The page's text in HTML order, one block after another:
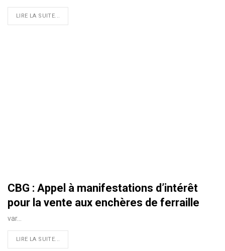
LIRE LA SUITE...
CBG : Appel à manifestations d’intérêt
pour la vente aux enchères de ferraille
var…
LIRE LA SUITE...